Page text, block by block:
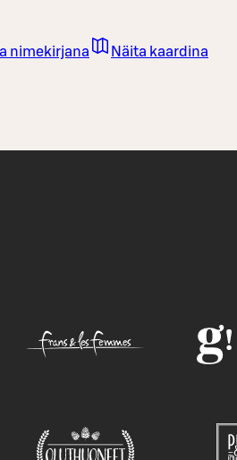
nimekirjana Näita kaardina